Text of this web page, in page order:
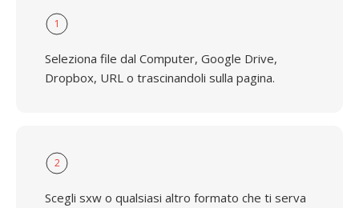
1
Seleziona file dal Computer, Google Drive,
Dropbox, URL o trascinandoli sulla pagina.
2
Scegli sxw o qualsiasi altro formato che ti serva